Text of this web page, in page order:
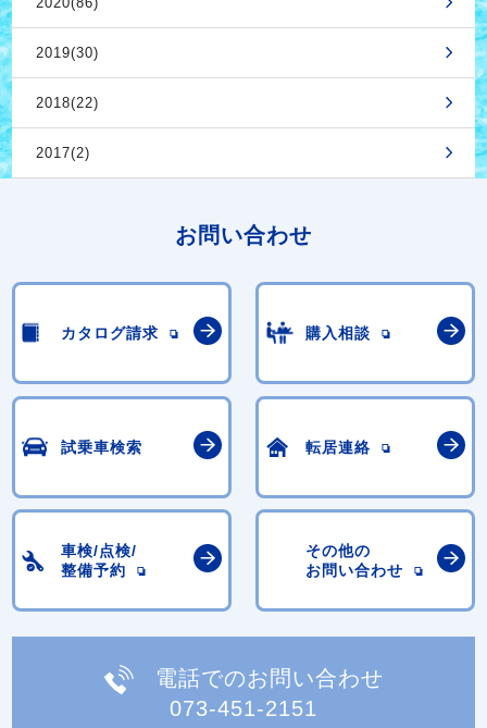
2019(30)
2018(22)
2017(2)
お問い合わせ
カタログ請求 購入相談
試乗車検索 転居連絡
車検/点検/
整備予約
その他の
お問い合わせ
電話でのお問い合わせ
073-451-2151